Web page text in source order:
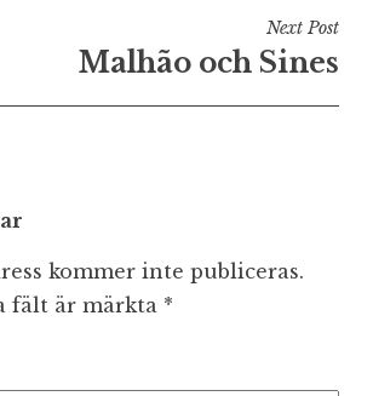
Next Post
Malhão och Sines
kommer inte publiceras.
fält är märkta *